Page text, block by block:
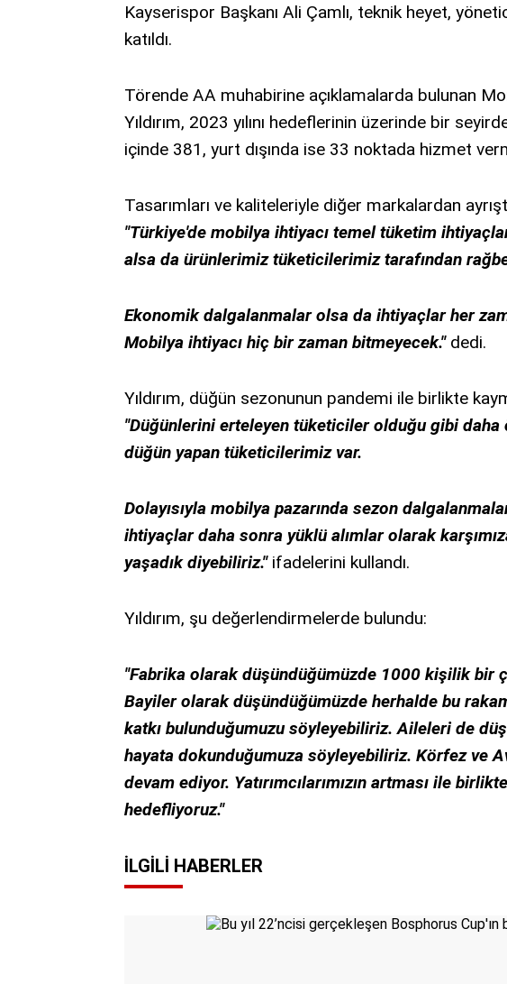
Kayserispor Başkanı Ali Çamlı, teknik heyet,
katıldı.
Törende AA muhabirine açıklamalarda bulunan
Yıldırım, 2023 yılını hedeflerinin üzerinde bir
içinde 381, yurt dışında ise 33 noktada hizmet
Tasarımları ve kaliteleriyle diğer markalardan
"Türkiye'de mobilya ihtiyacı temel tüketim
alsa da ürünlerimiz tüketicilerimiz tarafından
Ekonomik dalgalanmalar olsa da ihtiyaçlar her
Mobilya ihtiyacı hiç bir zaman bitmeyecek."dedi.
Yıldırım, düğün sezonunun pandemi ile birlikte
"Düğünlerini erteleyen tüketiciler olduğu gibi daha
düğün yapan tüketicilerimiz var.
Dolayısıyla mobilya pazarında sezon
ihtiyaçlar daha sonra yüklü alımlar olarak
yaşadık diyebiliriz."ifadelerini kullandı.
Yıldırım, şu değerlendirmelerde bulundu:
"Fabrika olarak düşündüğümüzde 1000 kişilik bir
Bayiler olarak düşündüğümüzde herhalde bu
katkı bulunduğumuzu söyleyebiliriz. Aileleri de
hayata dokunduğumuza söyleyebiliriz. Körfez ve
devam ediyor. Yatırımcılarımızın artması ile
hedefliyoruz."
İLGILI HABERLER